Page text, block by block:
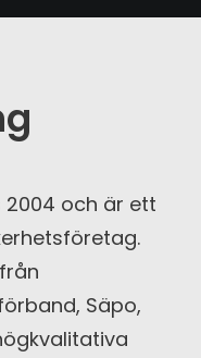
och är ett
Säpo,